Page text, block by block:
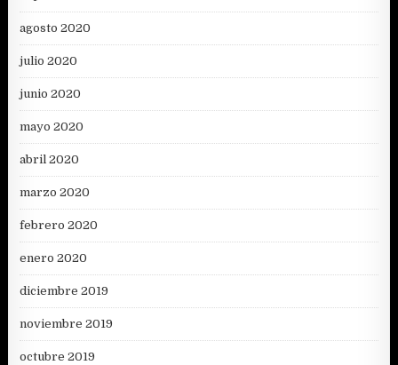
agosto 2020
julio 2020
junio 2020
mayo 2020
abril 2020
marzo 2020
febrero 2020
enero 2020
diciembre 2019
noviembre 2019
octubre 2019